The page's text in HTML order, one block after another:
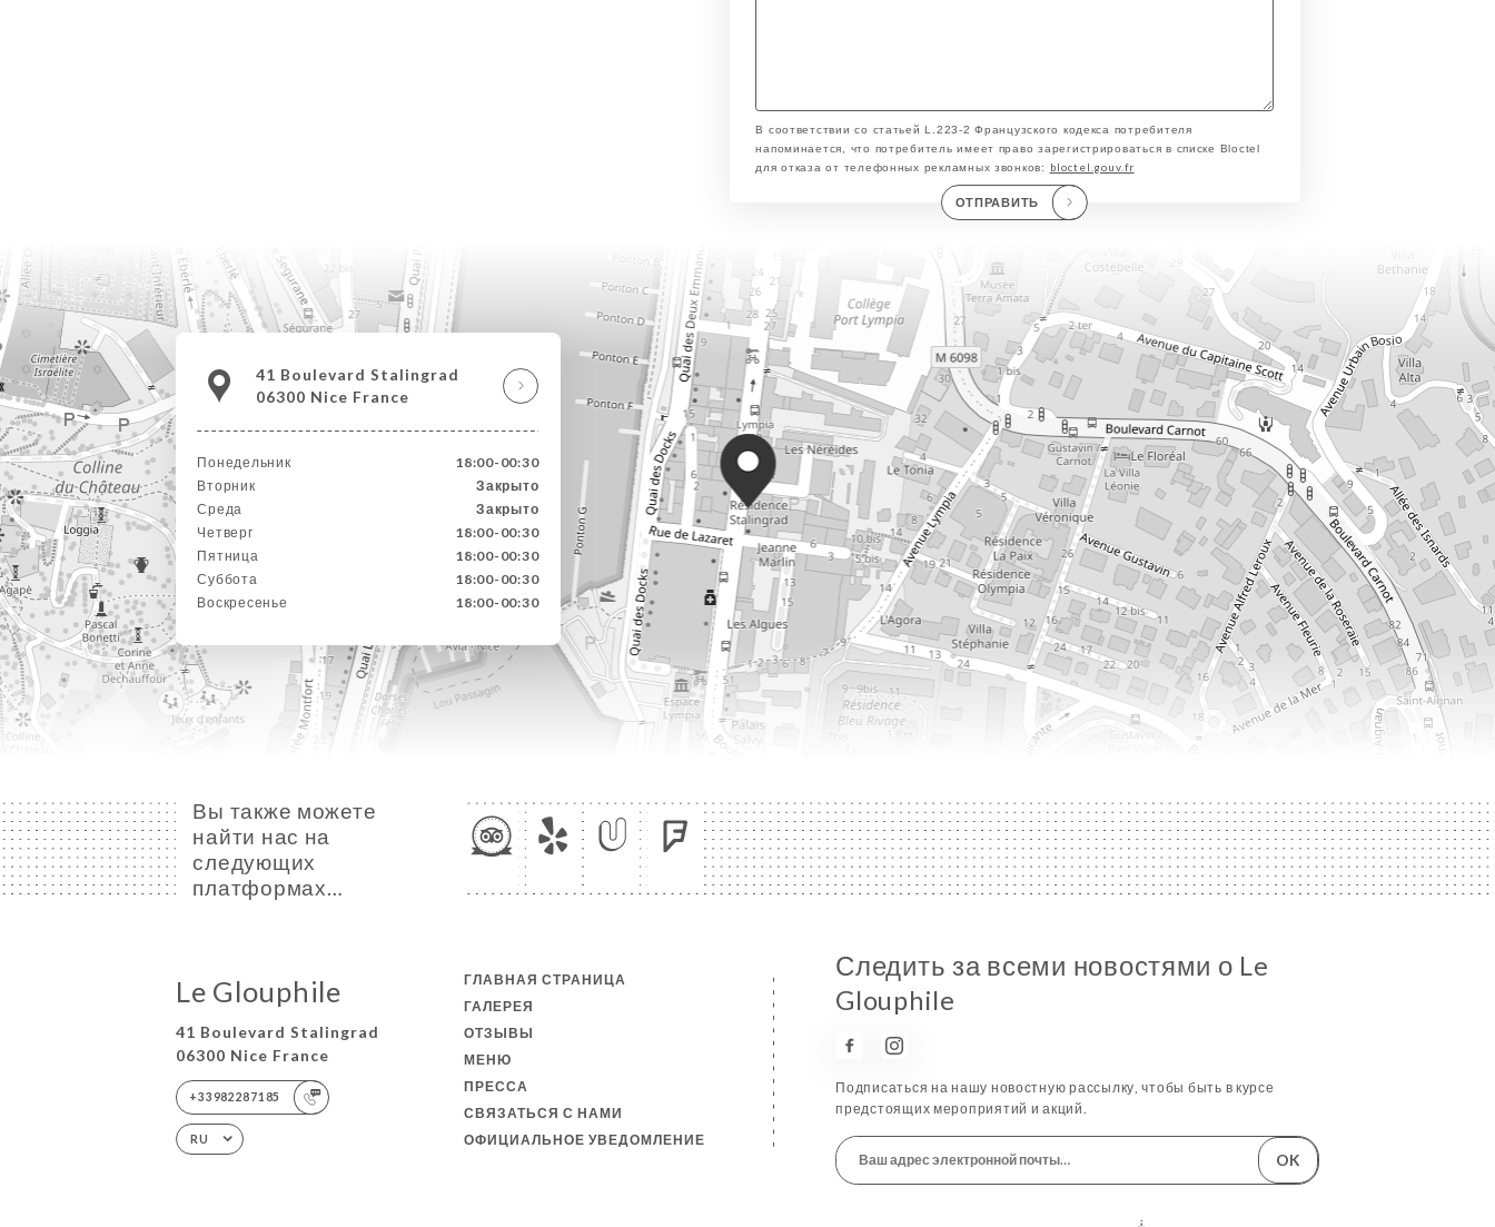
В соответствии со статьей L.223-2 Французского кодекса потребителя
напоминается, что потребитель имеет право зарегистрироваться в списке Bloctel
для отказа от телефонных рекламных звонков:
bloctel.gouv.fr
ОТПРАВИТЬ
41 Boulevard Stalingrad
06300 Nice France
Понедельник
18:00-00:30
Вторник
Закрыто
Среда
Закрыто
Четверг
18:00-00:30
Пятница
18:00-00:30
Суббота
18:00-00:30
Воскресенье
18:00-00:30
Вы также можете
найти нас на
следующих
платформах…
Le Glouphile
41 Boulevard Stalingrad
06300 Nice France
+33982287185
RU
ГЛАВНАЯ СТРАНИЦА
ГАЛЕРЕЯ
ОТЗЫВЫ
МЕНЮ
ПРЕССА
СВЯЗАТЬСЯ С НАМИ
ОФИЦИАЛЬНОЕ УВЕДОМЛЕНИЕ
Следить за всеми новостями о Le
Glouphile
Подписаться на нашу новостную рассылку, чтобы быть в курсе
предстоящих мероприятий и акций.
OK